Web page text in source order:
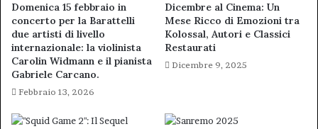
Domenica 15 febbraio in
concerto per la Barattelli
due artisti di livello
internazionale: la violinista
Carolin Widmann e il pianista
Gabriele Carcano.
Febbraio 13, 2026
Dicembre al Cinema: Un
Mese Ricco di Emozioni tra
Kolossal, Autori e Classici
Restaurati
Dicembre 9, 2025